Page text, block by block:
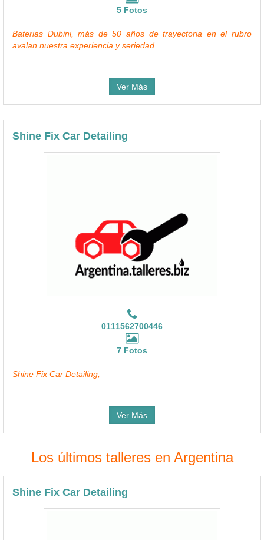
5 Fotos
Baterias Dubini, más de 50 años de trayectoria en el rubro
avalan nuestra experiencia y seriedad
Ver Más
Shine Fix Car Detailing
0111562700446
7 Fotos
Shine Fix Car Detailing,
Ver Más
Los últimos talleres en Argentina
Shine Fix Car Detailing